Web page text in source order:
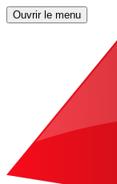
Ouvrir le menu